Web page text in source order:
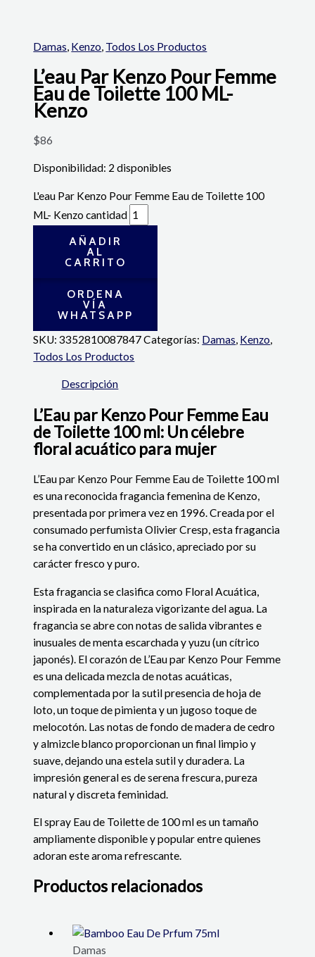
Damas, Kenzo, Todos Los Productos
L’eau Par Kenzo Pour Femme
Eau de Toilette 100 ML-
Kenzo
$86
Disponibilidad: 2 disponibles
L'eau Par Kenzo Pour Femme Eau de Toilette 100
ML- Kenzo cantidad
AÑADIR
AL
CARRITO
ORDENA
VÍA
WHATSAPP
SKU:3352810087847Categorías: Damas, Kenzo,
Todos Los Productos
Descripción
L’Eau par Kenzo Pour Femme Eau
de Toilette 100 ml: Un célebre
floral acuático para mujer
L’Eau par Kenzo Pour Femme Eau de Toilette 100 ml
es una reconocida fragancia femenina de Kenzo,
presentada por primera vez en 1996. Creada por el
consumado perfumista Olivier Cresp, esta fragancia
se ha convertido en un clásico, apreciado por su
carácter fresco y puro.
Esta fragancia se clasifica como Floral Acuática,
inspirada en la naturaleza vigorizante del agua. La
fragancia se abre con notas de salida vibrantes e
inusuales de menta escarchada y yuzu (un cítrico
japonés). El corazón de L’Eau par Kenzo Pour Femme
es una delicada mezcla de notas acuáticas,
complementada por la sutil presencia de hoja de
loto, un toque de pimienta y un jugoso toque de
melocotón. Las notas de fondo de madera de cedro
y almizcle blanco proporcionan un final limpio y
suave, dejando una estela sutil y duradera. La
impresión general es de serena frescura, pureza
natural y discreta feminidad.
El spray Eau de Toilette de 100 ml es un tamaño
ampliamente disponible y popular entre quienes
adoran este aroma refrescante.
Productos relacionados
Damas